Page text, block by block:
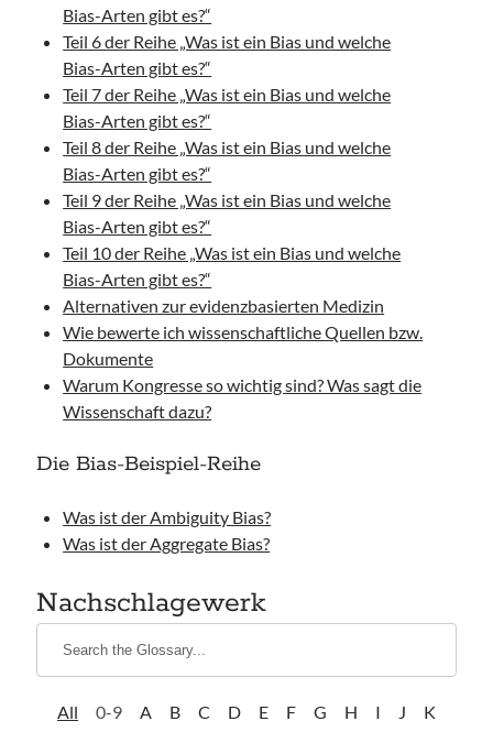
Bias-Arten gibt es?“
Teil 6 der Reihe „Was ist ein Bias und welche
Bias-Arten gibt es?“
Teil 7 der Reihe „Was ist ein Bias und welche
Bias-Arten gibt es?“
Teil 8 der Reihe „Was ist ein Bias und welche
Bias-Arten gibt es?“
Teil 9 der Reihe „Was ist ein Bias und welche
Bias-Arten gibt es?“
Teil 10 der Reihe „Was ist ein Bias und welche
Bias-Arten gibt es?“
Alternativen zur evidenzbasierten Medizin
Wie bewerte ich wissenschaftliche Quellen bzw.
Dokumente
Warum Kongresse so wichtig sind? Was sagt die
Wissenschaft dazu?
Die Bias-Beispiel-Reihe
Was ist der Ambiguity Bias?
Was ist der Aggregate Bias?
Nachschlagewerk
All 0-9 A B C D E F G H I J
K